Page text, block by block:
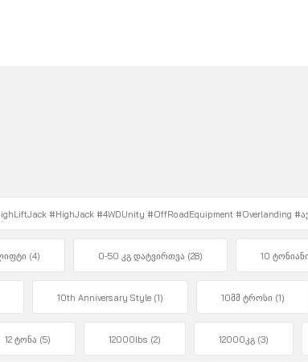
#HighJack #4WDUnity #OffRoadEquipment #Overlanding
(4) 0-50 კგ დატვირთვა (28) 10
10th Anniversary Style (1) 10მმ ტროსი (1)
12 ტონა (5) 12000lbs (2) 12000კგ (3)